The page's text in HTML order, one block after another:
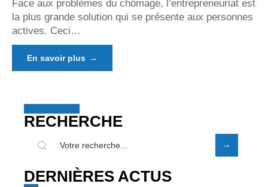
Face aux problèmes du chômage, l’entrepreneuriat est
la plus grande solution qui se présente aux personnes
actives. Ceci…
En savoir plus
RECHERCHE
DERNIÈRES ACTUS